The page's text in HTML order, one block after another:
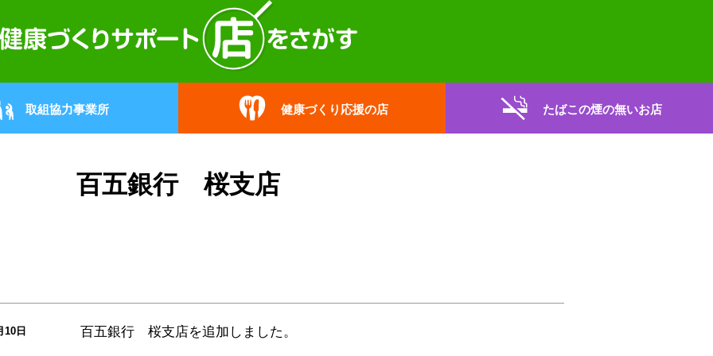
取組協力事業所 健康づくり応援の店 たばこの煙の無いお店
百五銀行 桜支店
10日 百五銀行 桜支店を追加しました。